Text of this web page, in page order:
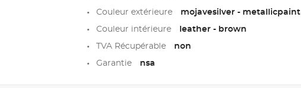
Couleur extérieure mojavesilver - metallicpaint
Couleur intérieure leather - brown
TVA Récupérable non
Garantie nsa